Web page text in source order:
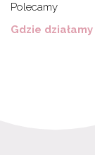
Polecamy
Gdzie działamy